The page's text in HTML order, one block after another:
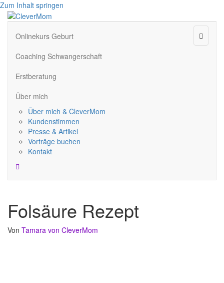
Zum Inhalt springen
Onlinekurs Geburt
Coaching Schwangerschaft
Erstberatung
Über mich
Über mich & CleverMom
Kundenstimmen
Presse & Artikel
Vorträge buchen
Kontakt
Folsäure Rezept
Von Tamara von CleverMom